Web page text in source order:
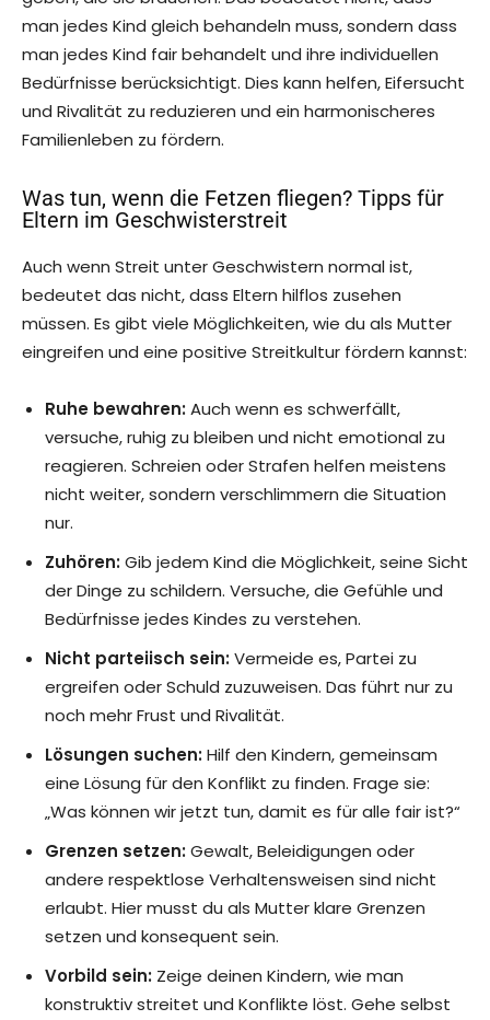
man jedes Kind gleich behandeln muss, sondern dass
man jedes Kind fair behandelt und ihre individuellen
Bedürfnisse berücksichtigt. Dies kann helfen, Eifersucht
und Rivalität zu reduzieren und ein harmonischeres
Familienleben zu fördern.
Was tun, wenn die Fetzen fliegen? Tipps für
Eltern im Geschwisterstreit
Auch wenn Streit unter Geschwistern normal ist,
bedeutet das nicht, dass Eltern hilflos zusehen
müssen. Es gibt viele Möglichkeiten, wie du als Mutter
eingreifen und eine positive Streitkultur fördern kannst:
Ruhe bewahren:Auch wenn es schwerfällt,
versuche, ruhig zu bleiben und nicht emotional zu
reagieren. Schreien oder Strafen helfen meistens
nicht weiter, sondern verschlimmern die Situation
nur.
Zuhören:Gib jedem Kind die Möglichkeit, seine Sicht
der Dinge zu schildern. Versuche, die Gefühle und
Bedürfnisse jedes Kindes zu verstehen.
Nicht parteiisch sein:Vermeide es, Partei zu
ergreifen oder Schuld zuzuweisen. Das führt nur zu
noch mehr Frust und Rivalität.
Lösungen suchen:Hilf den Kindern, gemeinsam
eine Lösung für den Konflikt zu finden. Frage sie:
„Was können wir jetzt tun, damit es für alle fair ist?“
Grenzen setzen:Gewalt, Beleidigungen oder
andere respektlose Verhaltensweisen sind nicht
erlaubt. Hier musst du als Mutter klare Grenzen
setzen und konsequent sein.
Vorbild sein: Zeige deinen Kindern, wie man
konstruktiv streitet und Konflikte löst. Gehe selbst